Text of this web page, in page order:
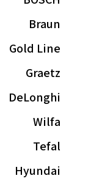
Braun
Gold Line
Graetz
DeLonghi
Wilfa
Tefal
Hyundai